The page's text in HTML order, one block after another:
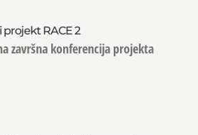
RACE 2
završna konferencija projekta